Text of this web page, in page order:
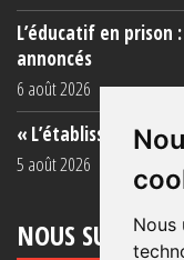
Nous
L’éducatif en
annoncés
6 août 2026
« L’établissement
5 août 2026
NOUS SUIVRE